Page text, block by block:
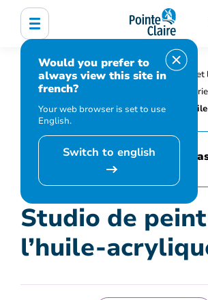
Would you prefer to
always view this site in
french?
Your web browser is set to use
English.
Switch to english
Accueil
Bibliothèque, culture, sports et
Programmation et inscription
et activités
Studio de peinture à
Cet événement est
Studio de
l’huile-